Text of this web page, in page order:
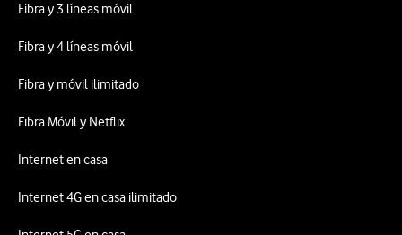
Fibra y 3 líneas móvil
Fibra y 4 líneas móvil
Fibra y móvil ilimitado
Fibra Móvil y Netflix
Internet en casa
Internet 4G en casa ilimitado